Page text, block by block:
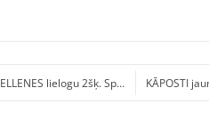
lielogu 2šķ. Spānija /svara/
KĀPOSTI